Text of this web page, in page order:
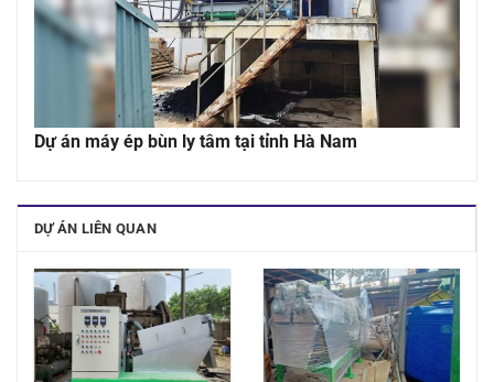
Dự án máy ép bùn ly tâm tại tỉnh Hà Nam
DỰ ÁN LIÊN QUAN